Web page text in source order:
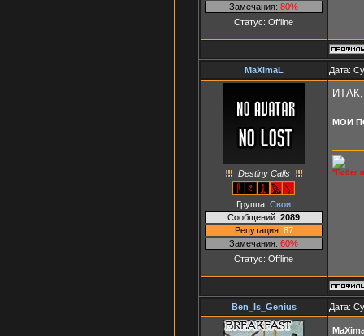
Замечания: 80%
Статус: Offline
MaXimaL Дата:
Destiny Calls
Группа: Свои
Сообщений: 2089
Репутация: 87
Замечания: 60%
Статус: Offline
МОИ
"Побег
Ben_Is_Genius Дата: